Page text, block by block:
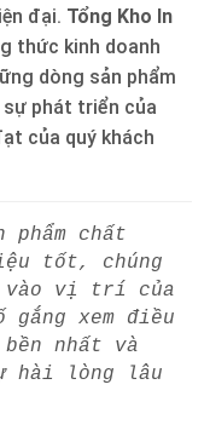
đại. Tổng Kho In
thức kinh doanh
dòng sản phẩm
phát triển của
của quý khách
phẩm chất
tốt, chúng
vào vị trí của
gắng xem điều
nhất và
hài lòng lâu